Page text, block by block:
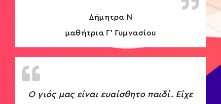
Δήμητρα Ν
μαθήτρια Γ’ Γυμνασίου
Ο γιός μας είναι ευαίσθητο παιδί. Είχε